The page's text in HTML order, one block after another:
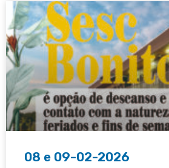
08 e 09-02-2026